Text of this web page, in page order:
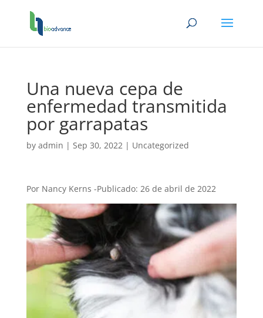
Una nueva cepa de
enfermedad transmitida
por garrapatas
by admin | Sep 30, 2022| Uncategorized
Por Nancy Kerns -Publicado: 26 de abril de 2022